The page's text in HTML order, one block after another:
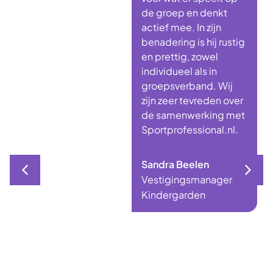
de groep en denkt
actief mee. In zijn
benadering is hij rustig
en prettig, zowel
individueel als in
groepsverband. Wij
zijn zeer tevreden over
de samenwerking met
Sportprofessional.nl.
Sandra Beelen
Vestigingsmanager
Kindergarden